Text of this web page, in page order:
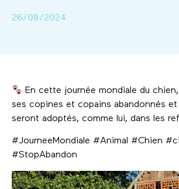
26/08/2024
En cette journée mondiale du
ses copines et copains abandonnés et
seront adoptés, comme lui, dans les
#JourneeMondiale #Animal #Chien
#StopAbandon